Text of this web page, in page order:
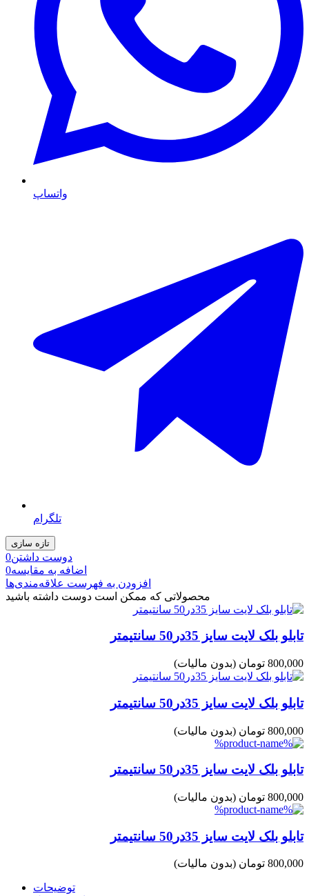
واتساپ
تلگرام
دوست داشتن0
اضافه به مقایسه0
افزودن به فهرست علاقه‌مندی‌ها
محصولاتی که ممکن است دوست داشته باشید
تابلو بلک لایت سایز 35در50 سانتیمتر
800,000 تومان (بدون مالیات)
تابلو بلک لایت سایز 35در50 سانتیمتر
800,000 تومان (بدون مالیات)
تابلو بلک لایت سایز 35در50 سانتیمتر
800,000 تومان (بدون مالیات)
تابلو بلک لایت سایز 35در50 سانتیمتر
800,000 تومان (بدون مالیات)
توضیحات